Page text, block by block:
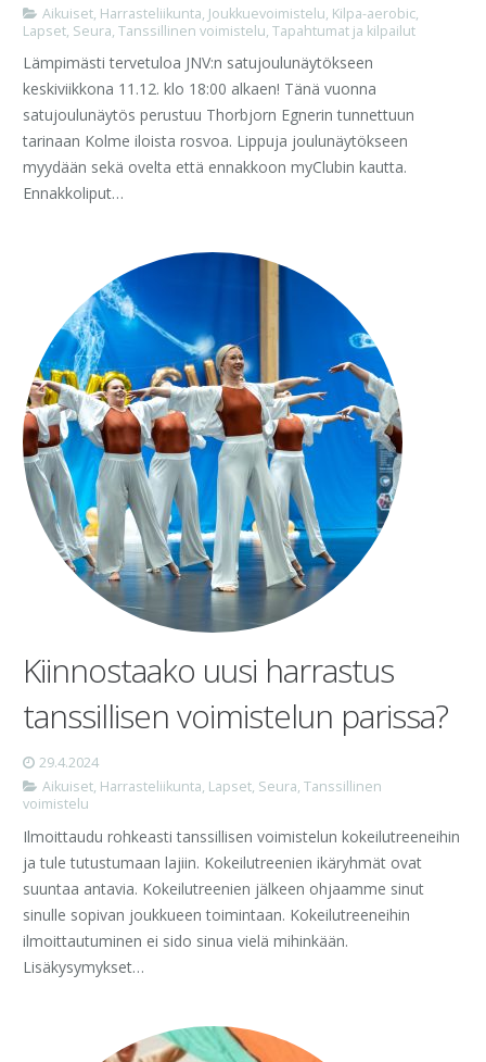
Aikuiset, Harrasteliikunta, Joukkuevoimistelu, Kilpa-aerobic,
Lapset, Seura, Tanssillinen voimistelu, Tapahtumat ja kilpailut
Lämpimästi tervetuloa JNV:n satujoulunäytökseen
keskiviikkona 11.12. klo 18:00 alkaen! Tänä vuonna
satujoulunäytös perustuu Thorbjorn Egnerin tunnettuun
tarinaan Kolme iloista rosvoa. Lippuja joulunäytökseen
myydään sekä ovelta että ennakkoon myClubin kautta.
Ennakkoliput…
Kiinnostaako uusi harrastus
tanssillisen voimistelun parissa?
29.4.2024
Aikuiset, Harrasteliikunta, Lapset, Seura,Tanssillinen
voimistelu
Ilmoittaudu rohkeasti tanssillisen voimistelun kokeilutreeneihin
ja tule tutustumaan lajiin. Kokeilutreenien ikäryhmät ovat
suuntaa antavia. Kokeilutreenien jälkeen ohjaamme sinut
sinulle sopivan joukkueen toimintaan. Kokeilutreeneihin
ilmoittautuminen ei sido sinua vielä mihinkään.
Lisäkysymykset…